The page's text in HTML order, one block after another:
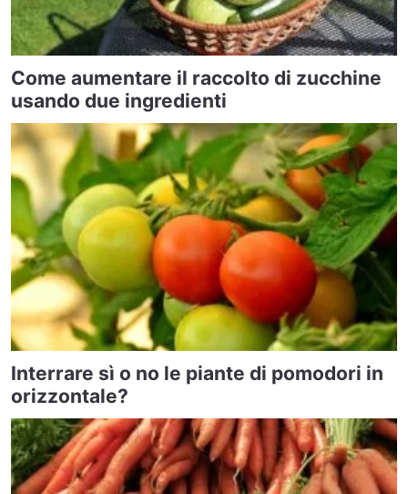
Come aumentare il raccolto di zucchine
usando due ingredienti
Interrare sì o no le piante di pomodori in
orizzontale?